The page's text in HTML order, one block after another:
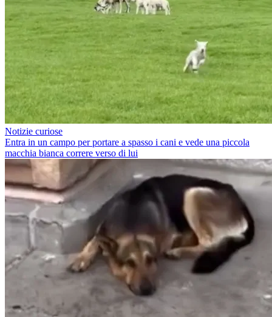
Notizie curiose
Entra in un campo per portare a spasso i cani e vede una piccola
macchia bianca correre verso di lui